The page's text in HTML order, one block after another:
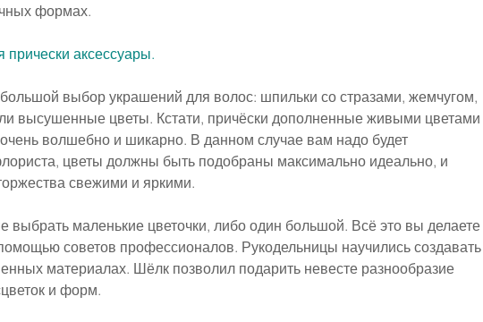
формах.
аксессуары.
выбор украшений для волос: шпильки со стразами, жемчугом,
высушенные цветы. Кстати, причёски дополненные живыми цветами
волшебно и шикарно. В данном случае вам надо будет
цветы должны быть подобраны максимально идеально, и
свежими и яркими.
выбрать маленькие цветочки, либо один большой. Всё это вы делаете
советов профессионалов. Рукодельницы научились создавать
материалах. Шёлк позволил подарить невесте разнообразие
и форм.